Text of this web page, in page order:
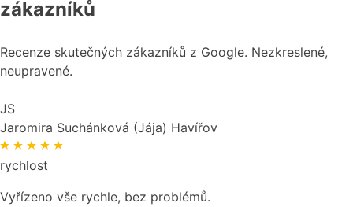
zákazníků
Recenze skutečných zákazníků z Google. Nezkreslené,
neupravené.
JS
Jaromira Suchánková (Jája) Havířov
rychlost
Vyřízeno vše rychle, bez problémů.